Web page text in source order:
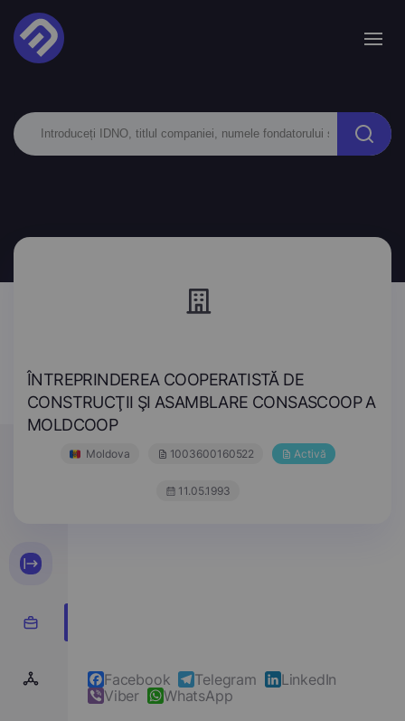
ÎNTREPRINDEREA COOPERATISTĂ DE
CONSTRUCŢII ŞI ASAMBLARE CONSASCOOP A
MOLDCOOP
Moldova 1003600160522 Activă
11.05.1993
Facebook Telegram
LinkedIn
Viber
WhatsApp